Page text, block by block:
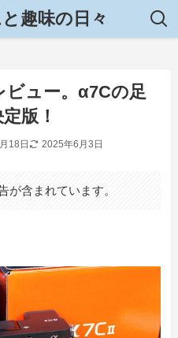
趣味の日々
ビュー。α7Cの足
版！
18日 2025年6月3日
が含まれています。